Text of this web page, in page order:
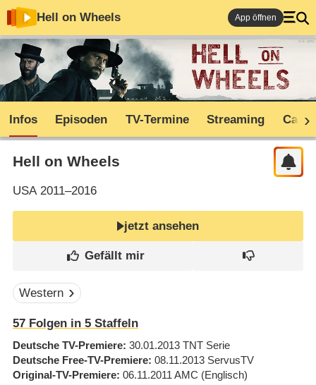
Hell on Wheels App öffnen
Infos Episoden TV-Termine Streaming Cast
Hell on Wheels
USA2011–2016
jetzt ansehen
Western
57Folgen in 5Staffeln
Deutsche TV-Premiere 30.01.2013 TNT Serie
Deutsche Free-TV-Premiere 08.11.2013 ServusTV
Original-TV-Premiere 06.11.2011 AMC (Englisch)